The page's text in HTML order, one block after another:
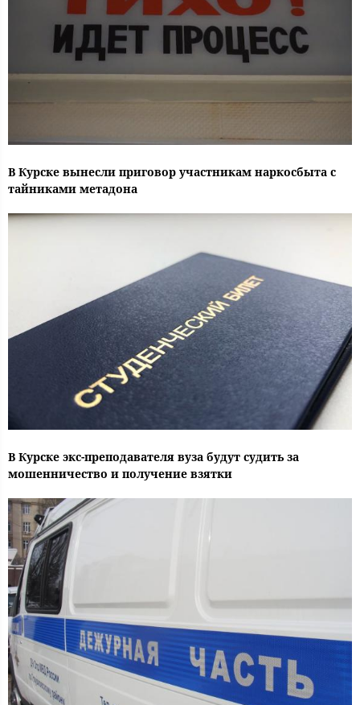
В Курске вынесли приговор участникам наркосбыта с
тайниками метадона
В Курске экс-преподавателя вуза будут судить за
мошенничество и получение взятки